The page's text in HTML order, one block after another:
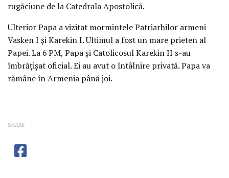
rugăciune de la Catedrala Apostolică.
Ulterior Papa a vizitat mormintele Patriarhilor armeni
Vasken I şi Karekin I. Ultimul a fost un mare prieten al
Papei. La 6 PM, Papa şi Catolicosul Karekin II s-au
îmbrăţişat oficial. Ei au avut o întâlnire privată. Papa va
rămâne în Armenia până joi.
SHARE